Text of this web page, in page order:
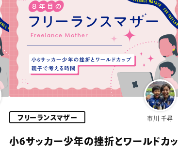
市川 千尋
フリーランスマザー
小6サッカー少年の挫折とワールドカッ